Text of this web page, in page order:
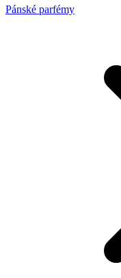
Pánské parfémy